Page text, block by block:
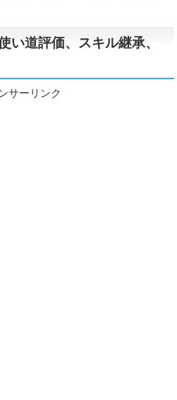
い道評価、スキル継承、
サーリンク